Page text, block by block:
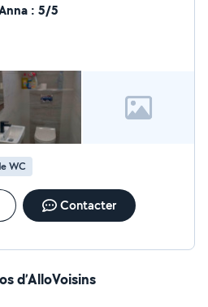
salle de bain/salle d'eau : la
les différentes
GÉNÉRALE - TABLEAUX ET
et guider dans Vos travaux.
: 5/5
WC
Contacter
d’AlloVoisins